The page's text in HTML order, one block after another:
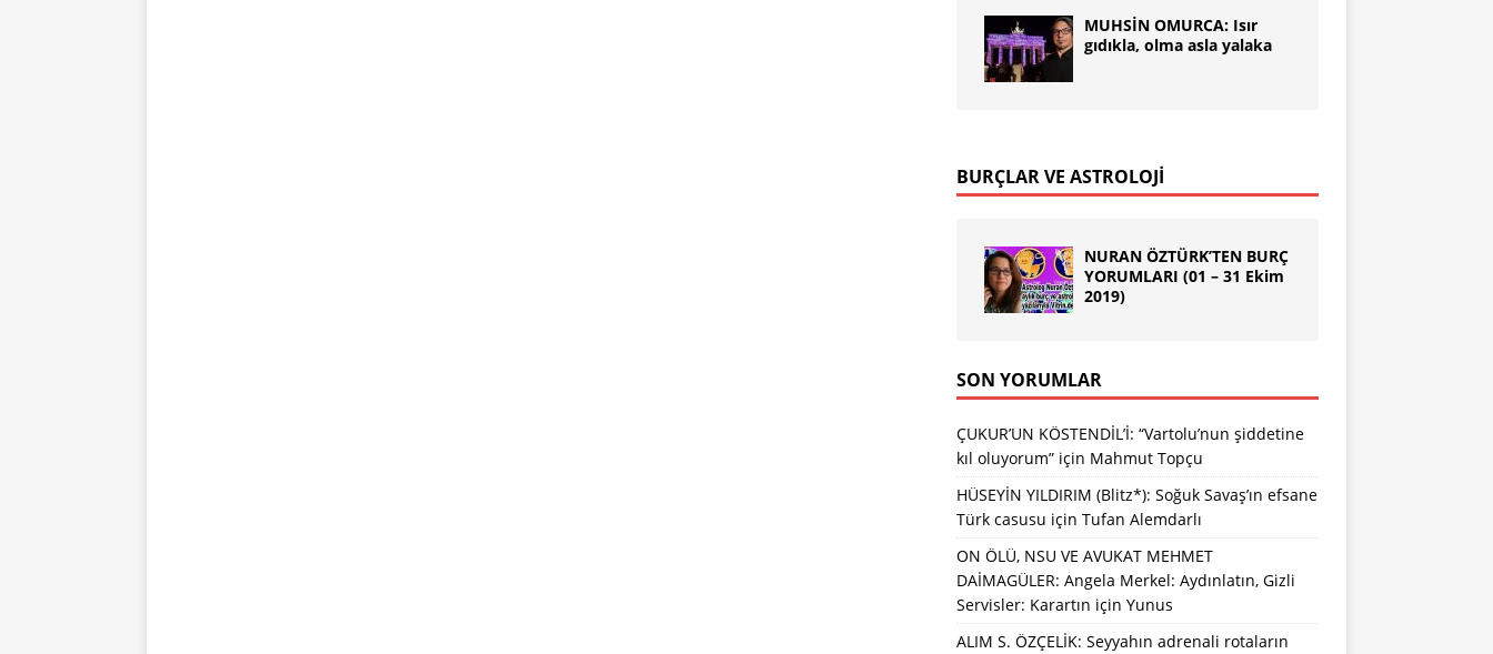
MUHSİN OMURCA: Isır
gıdıkla, olma asla yalaka
BURÇLAR VE ASTROLOJİ
NURAN ÖZTÜRK’TEN BURÇ
YORUMLARI (01 – 31 Ekim
2019)
SON YORUMLAR
ÇUKUR’UN KÖSTENDİL’İ: “Vartolu’nun şiddetine
kıl oluyorum”için Mahmut Topçu
HÜSEYİN YILDIRIM (Blitz*): Soğuk Savaş’ın efsane
Türk casusu için Tufan Alemdarlı
ON ÖLÜ, NSU VE AVUKAT MEHMET
DAİMAGÜLER: Angela Merkel: Aydınlatın, Gizli
Servisler: Karartın için Yunus
ALIM S. ÖZÇELİK: Seyyahın adrenali rotaların